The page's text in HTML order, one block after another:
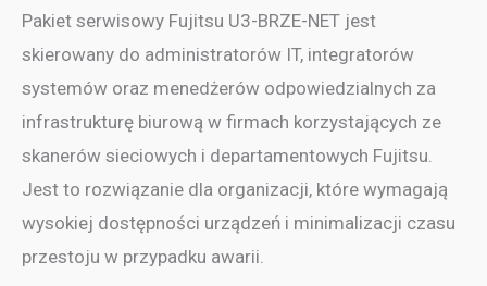
Pakiet serwisowy Fujitsu U3-BRZE-NET jest
skierowany do administratorów IT, integratorów
systemów oraz menedżerów odpowiedzialnych za
infrastrukturę biurową w firmach korzystających ze
skanerów sieciowych i departamentowych Fujitsu.
Jest to rozwiązanie dla organizacji, które wymagają
wysokiej dostępności urządzeń i minimalizacji czasu
przestoju w przypadku awarii.